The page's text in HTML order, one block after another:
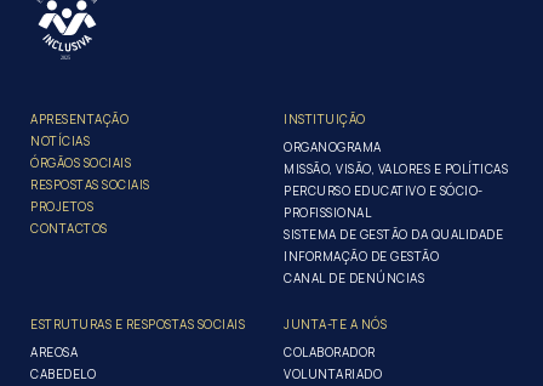
APRESENTAÇÃO
NOTÍCIAS
ÓRGÃOS SOCIAIS
RESPOSTAS SOCIAIS
PROJETOS
CONTACTOS
INSTITUIÇÃO
ORGANOGRAMA
MISSÃO, VISÃO, VALORES E POLÍTICAS
PERCURSO EDUCATIVO E SÓCIO-
PROFISSIONAL
SISTEMA DE GESTÃO DA QUALIDADE
INFORMAÇÃO DE GESTÃO
CANAL DE DENÚNCIAS
ESTRUTURAS E RESPOSTAS SOCIAIS
AREOSA
CABEDELO
JUNTA-TE A NÓS
COLABORADOR
VOLUNTARIADO